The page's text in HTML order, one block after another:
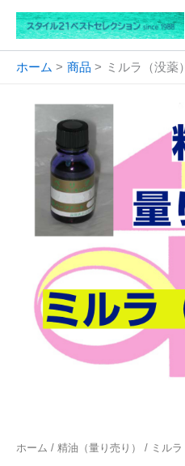
を
ホーム 商品 ミルラ（没薬
ホーム / 精油（量り売り） / ミル